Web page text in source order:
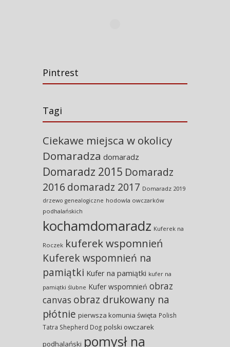
Pintrest
Tagi
Ciekawe miejsca w okolicy
Domaradza domaradz
Domaradz 2015 Domaradz
2016 domaradz 2017 Domaradz 2019
drzewo genealogiczne hodowla owczarków
podhalańskich
kochamdomaradz Kuferek na
Roczek kuferek wspomnień
Kuferek wspomnień na
pamiątki Kufer na pamiątki kufer na
pamiątki ślubne Kufer wspomnień obraz
canvas obraz drukowany na
płótnie pierwsza komunia święta Polish
Tatra Shepherd Dog polski owczarek
podhalański pomysł na